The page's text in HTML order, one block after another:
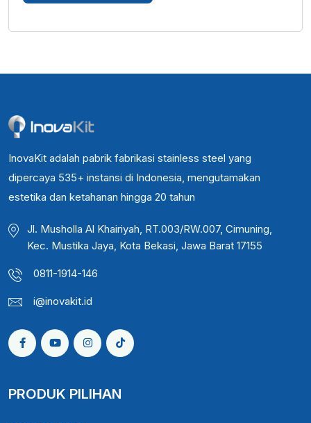
InovaKit adalah pabrik fabrikasi stainless steel yang
dipercaya 535+ instansi di Indonesia, mengutamakan
estetika dan ketahanan hingga 20 tahun
Jl. Musholla Al Khairiyah, RT.003/RW.007, Cimuning,
Kec. Mustika Jaya, Kota Bekasi, Jawa Barat 17155
0811-1914-146
i@inovakit.id
PRODUK PILIHAN